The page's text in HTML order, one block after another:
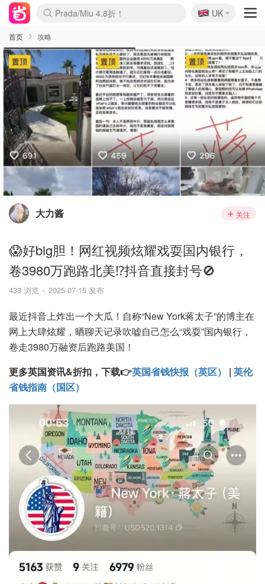
Prada/Miu 4.8折！
🇬🇧
UK
首页 攻略
大力酱 关注
😱好big胆！网红视频炫耀戏耍国内银行，
卷3980万跑路北美⁉️抖音直接封号🚫
433 浏览 2025-07-15 发布
最近抖音上炸出一个大瓜！自称“New York蒋太子”的博主在
网上大肆炫耀，晒聊天记录吹嘘自己怎么“戏耍”国内银行，
卷走3980万融资后跑路美国！
更多英国资讯&折扣，下载👉英国省钱快报（英区） | 英伦
省钱指南（国区）